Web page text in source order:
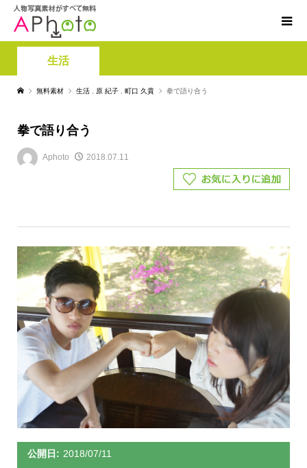
生活
無料素材 生活 原 紀子 町口 久貴 拳で語り合う
拳で語り合う
Aphoto 2018.07.11
公開日: 2018/07/11